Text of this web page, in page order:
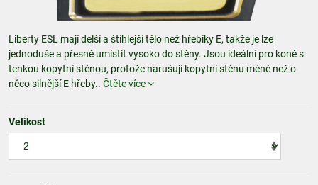
Liberty ESL mají delší a štíhlejší tělo než hřebíky E, takže je lze
jednoduše a přesně umístit vysoko do stěny. Jsou ideální pro koně s
tenkou kopytní stěnou, protože narušují kopytní stěnu méně než o
něco silnější E hřeby.. Čtěte více
Velikost